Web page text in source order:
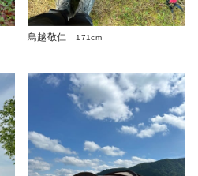
鳥越敬仁 171cm